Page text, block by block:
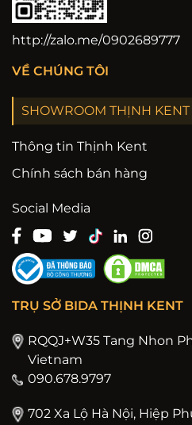
http://zalo.me/0902689777
VỀ CHÚNG TÔI
SHOWROOM THỊNH KENT
Thông tin Thịnh Kent
Chính sách bán hàng
Social Media
TRỤ SỞ BIDA THỊNH KENT
RQQJ+W35 Tang Nhon
Vietnam
090.678.9797
702 Xa Lộ Hà Nội, Hiệp